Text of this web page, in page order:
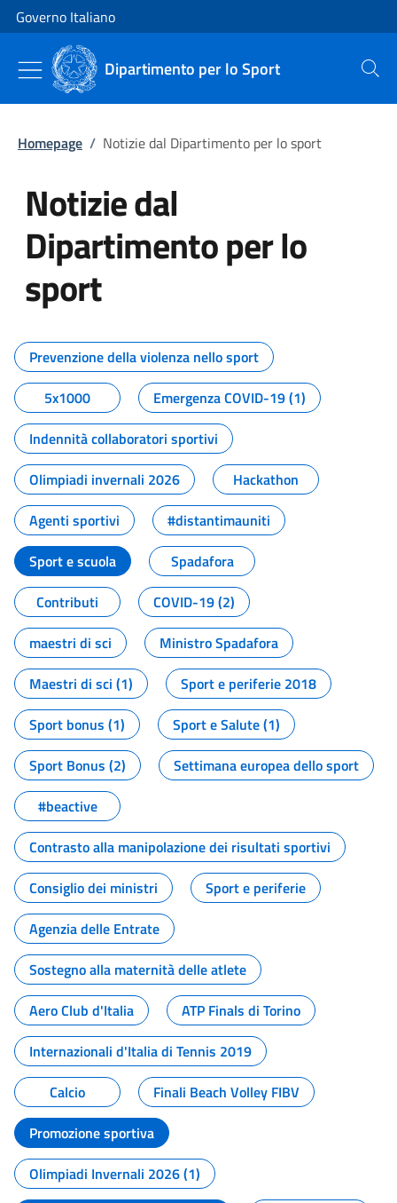
Vai al contenuto
Vai alla navigazione del sito
Governo Italiano
Dipartimento per lo Sport Cerca
Homepage / Notizie dal Dipartimento per lo sport
Notizie dal
Dipartimento per lo
sport
Tutti i contenuti della pagina
Prevenzione della violenza nello sport
5x1000
Emergenza COVID-19 (1)
Indennità collaboratori sportivi
Olimpiadi invernali 2026
Hackathon
Agenti sportivi
#distantimauniti
Sport e scuola
Spadafora
Contributi
COVID-19 (2)
maestri di sci
Ministro Spadafora
Maestri di sci (1)
Sport e periferie 2018
Sport bonus (1)
Sport e Salute (1)
Sport Bonus (2)
Settimana europea dello sport
#beactive
Contrasto alla manipolazione dei risultati sportivi
Consiglio dei ministri
Sport e periferie
Agenzia delle Entrate
Sostegno alla maternità delle atlete
Aero Club d'Italia
ATP Finals di Torino
Internazionali d'Italia di Tennis 2019
Calcio
Finali Beach Volley FIBV
Promozione sportiva
Olimpiadi Invernali 2026 (1)